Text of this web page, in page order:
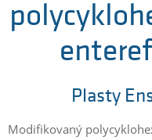
Plasty
Modifikovaný